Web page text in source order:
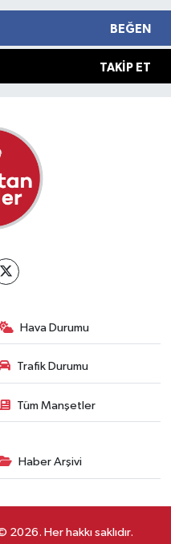
BEĞEN
TAKIP ET
Hava Durumu
Trafik Durumu
Tüm Manşetler
Haber Arşivi
Her hakkı saklıdır.